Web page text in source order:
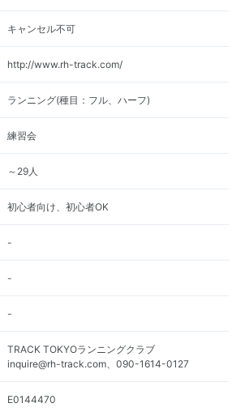
キャンセル不可
http://www.rh-track.com/
ランニング(種目：フル、ハーフ)
練習会
～29人
初心者向け、初心者OK
-
-
-
TRACK TOKYOランニングクラブ
inquire@rh-track.com、090-1614-0127
E0144470